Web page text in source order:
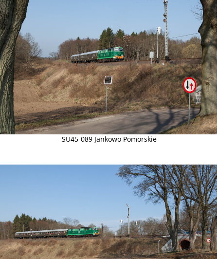
SU45-089 Jankowo Pomorskie